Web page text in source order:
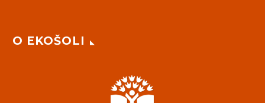
O EKOŠOLI